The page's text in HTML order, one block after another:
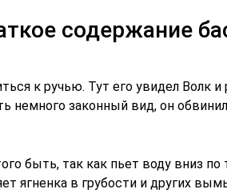
содержание
к ручью. Тут его увидел Волк
немного законный вид, он
быть, так как пьет воду вниз по
ягненка в грубости и других